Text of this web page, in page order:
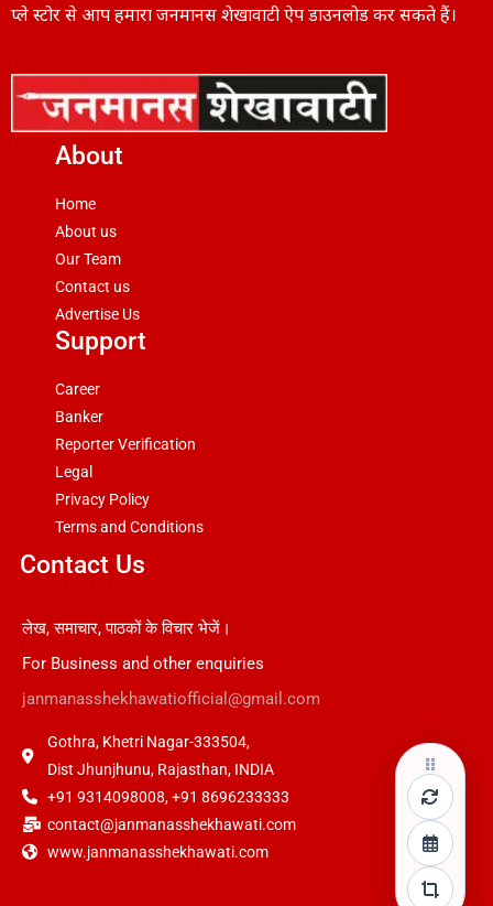
प्ले स्टोर से आप हमारा जनमानस शेखावाटी ऐप डाउनलोड कर सकते हैं।
About
Home
About us
Our Team
Contact us
Advertise Us
Support
Career
Banker
Reporter Verification
Legal
Privacy Policy
Terms and Conditions
Contact Us
लेख, समाचार, पाठकों के विचार भेजें।
For Business and other enquiries
janmanasshekhawatiofficial@gmail.com
Gothra, Khetri Nagar-333504,
Dist Jhunjhunu, Rajasthan, INDIA
+91 9314098008, +91 8696233333
contact@janmanasshekhawati.com
www.janmanasshekhawati.com